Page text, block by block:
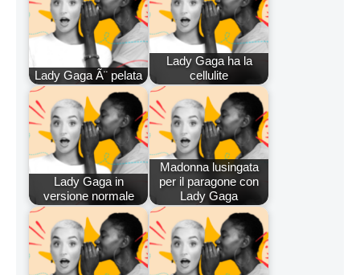
Lady Gaga Ã¨ pelata
Lady Gaga ha la
cellulite
Lady Gaga in
versione normale
Madonna lusingata
per il paragone con
Lady Gaga